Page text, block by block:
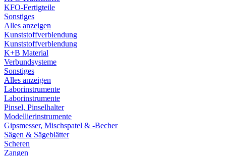
KFO-Fertigteile
Sonstiges
Alles anzeigen
Kunststoffverblendung
Kunststoffverblendung
K+B Material
Verbundsysteme
Sonstiges
Alles anzeigen
Laborinstrumente
Laborinstrumente
Pinsel, Pinselhalter
Modellierinstrumente
Gipsmesser, Mischspatel & -Becher
Sägen & Sägeblätter
Scheren
Zangen